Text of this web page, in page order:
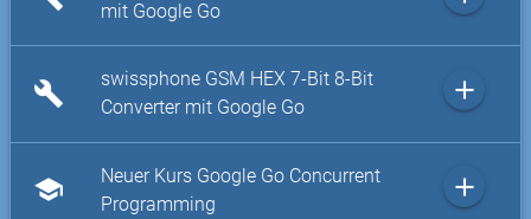
mit Google Go
build
swissphone GSM HEX 7-Bit 8-Bit
Converter mit Google Go
add
school
Neuer Kurs Google Go Concurrent
Programming
add